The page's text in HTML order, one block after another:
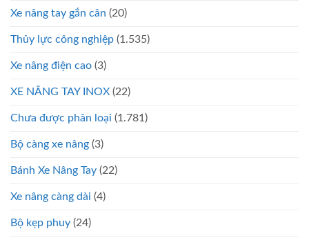
Xe nâng tay gắn cân (20)
Thủy lực công nghiệp (1.535)
Xe nâng điện cao (3)
XE NÂNG TAY INOX (22)
Chưa được phân loại (1.781)
Bộ càng xe nâng (3)
Bánh Xe Nâng Tay (22)
Xe nâng càng dài (4)
Bộ kẹp phuy (24)